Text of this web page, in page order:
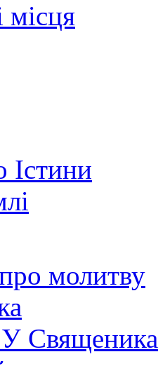
місця
молитву
У Священика